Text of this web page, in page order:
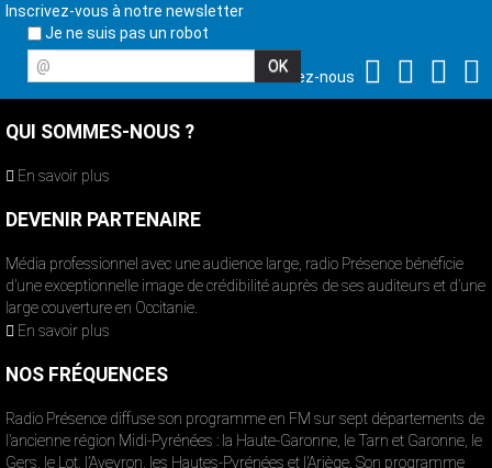
Inscrivez-vous à notre newsletter
Je ne suis pas un robot
@
Suivez-nous
QUI SOMMES-NOUS ?
En savoir plus
DEVENIR PARTENAIRE
Média professionnel avec une audience large, radio Présence bénéficie
d’une exceptionnelle image de crédibilité auprès de ses auditeurs et d’une
large couverture en Occitanie.
En savoir plus
NOS FRÉQUENCES
Radio Présence diffuse son programme en FM sur sept départements de
l’ancienne région Midi-Pyrénées : la Haute-Garonne, le Tarn et Garonne, le
Gers, le Lot, l’Aveyron, les Hautes-Pyrénées et l’Ariège. Son programme